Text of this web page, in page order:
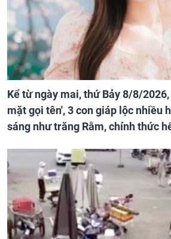
Kể từ ngày mai, thứ Bảy 8/8/
mặt gọi tên', 3 con giáp lộc nhiều
sáng như trăng Rằm, chính thức